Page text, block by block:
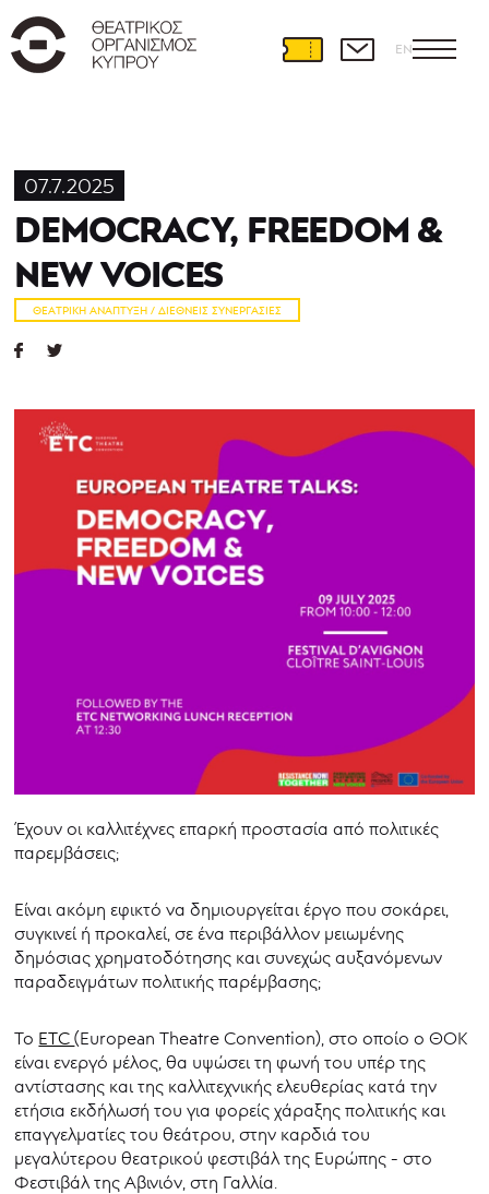
EN
07.7.2025
DEMOCRACY, FREEDOM &
NEW VOICES
ΘΕΑΤΡΙΚΉ ΑΝΆΠΤΥΞΗ / ΔΙΕΘΝΕΊΣ ΣΥΝΕΡΓΑΣΊΕΣ
Έχουν οι καλλιτέχνες επαρκή προστασία από πολιτικές
παρεμβάσεις;
Είναι ακόμη εφικτό να δημιουργείται έργο που σοκάρει,
συγκινεί ή προκαλεί, σε ένα περιβάλλον μειωμένης
δημόσιας χρηματοδότησης και συνεχώς αυξανόμενων
παραδειγμάτων πολιτικής παρέμβασης;
Το ETC(European Theatre Convention), στο οποίο ο ΘΟΚ
είναι ενεργό μέλος, θα υψώσει τη φωνή του υπέρ της
αντίστασης και της καλλιτεχνικής ελευθερίας κατά την
ετήσια εκδήλωσή του για φορείς χάραξης πολιτικής και
επαγγελματίες του θεάτρου, στην καρδιά του
μεγαλύτερου θεατρικού φεστιβάλ της Ευρώπης - στο
Φεστιβάλ της Αβινιόν, στη Γαλλία.